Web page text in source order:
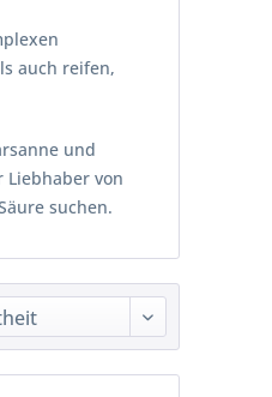
auch reifen,
und
Liebhaber von
suchen.